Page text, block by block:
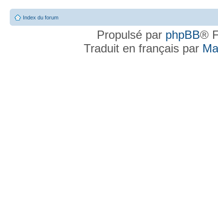
Index du forum
Propulsé par phpBB®
Traduit en français par